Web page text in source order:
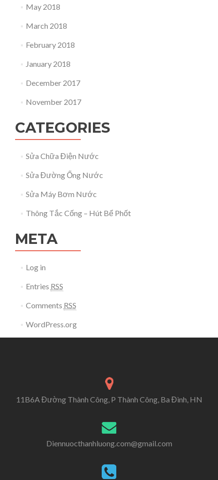
May 2018
March 2018
February 2018
January 2018
December 2017
November 2017
CATEGORIES
Sửa Chữa Điện Nước
Sửa Đường Ống Nước
Sửa Máy Bơm Nước
Thông Tắc Cống – Hút Bể Phốt
META
Log in
Entries RSS
Comments RSS
WordPress.org
11B6A Đường Thành Công, P Thành Công, Ba Đình, HN
Diennuocthanhluong.com@gmail.com